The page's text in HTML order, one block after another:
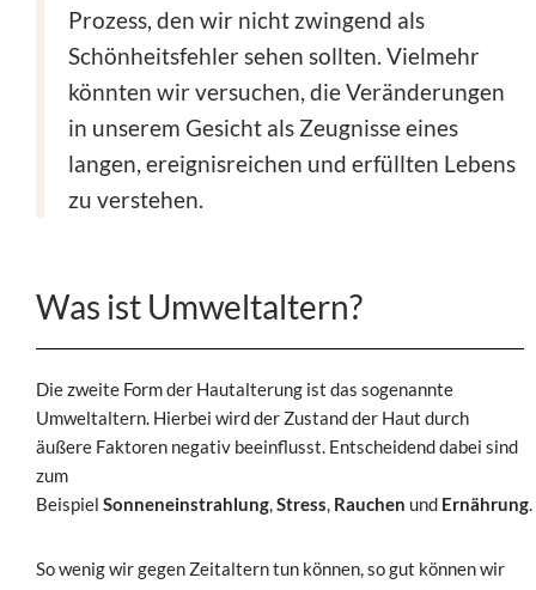
Prozess, den wir nicht zwingend als
Schönheitsfehler sehen sollten. Vielmehr
könnten wir versuchen, die Veränderungen
in unserem Gesicht als Zeugnisse eines
langen, ereignisreichen und erfüllten Lebens
zu verstehen.
Was ist Umweltaltern?
Die zweite Form der Hautalterung ist das sogenannte
Umweltaltern. Hierbei wird der Zustand der Haut durch
äußere Faktoren negativ beeinflusst. Entscheidend dabei sind
zum
Beispiel Sonneneinstrahlung,Stress, Rauchen und Ernährung.
So wenig wir gegen Zeitaltern tun können, so gut können wir